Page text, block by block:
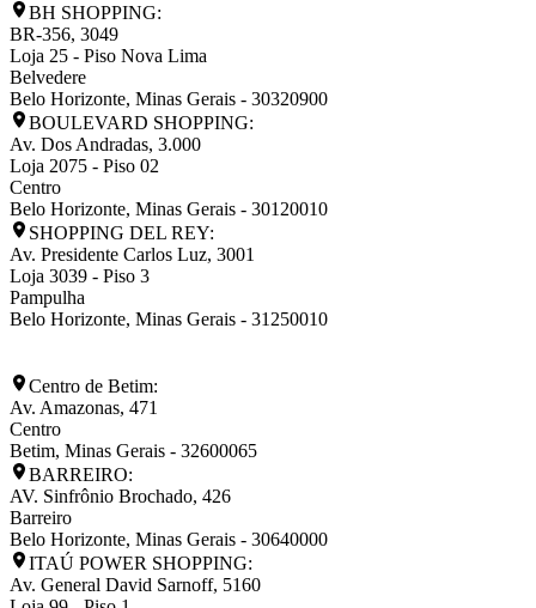
BH SHOPPING:
BR-356, 3049
Loja 25 - Piso Nova Lima
Belvedere
Belo Horizonte, Minas Gerais - 30320900
BOULEVARD SHOPPING:
Av. Dos Andradas, 3.000
Loja 2075 - Piso 02
Centro
Belo Horizonte, Minas Gerais - 30120010
SHOPPING DEL REY:
Av. Presidente Carlos Luz, 3001
Loja 3039 - Piso 3
Pampulha
Belo Horizonte, Minas Gerais - 31250010
Centro de Betim:
Av. Amazonas, 471
Centro
Betim, Minas Gerais - 32600065
BARREIRO:
AV. Sinfrônio Brochado, 426
Barreiro
Belo Horizonte, Minas Gerais - 30640000
ITAÚ POWER SHOPPING:
Av. General David Sarnoff, 5160